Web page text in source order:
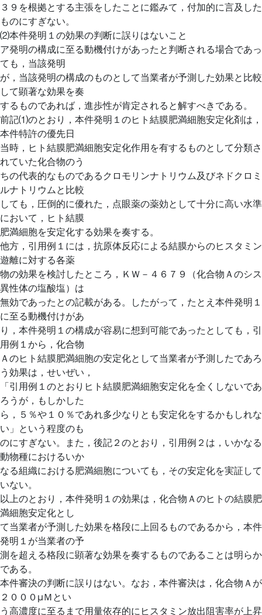
３９を根拠とする主張をしたことに鑑みて，付加的に言及した
ものにすぎない。
⑵本件発明１の効果の判断に誤りはないこと
ア発明の構成に至る動機付けがあったと判断される場合であっ
ても，当該発明
が，当該発明の構成のものとして当業者が予測した効果と比較
して顕著な効果を奏
するものであれば，進歩性が肯定されると解すべきである。
前記⑴のとおり，本件発明１のヒト結膜肥満細胞安定化剤は，
本件特許の優先日
当時，ヒト結膜肥満細胞安定化作用を有するものとして分類さ
れていた化合物のう
ちの代表的なものであるクロモリンナトリウム及びネドクロミ
ルナトリウムと比較
しても，圧倒的に優れた，点眼薬の薬効として十分に高い水準
において，ヒト結膜
肥満細胞を安定化する効果を奏する。
他方，引用例１には，抗原体反応による結膜からのヒスタミン
遊離に対する各薬
物の効果を検討したところ，ＫＷ－４６７９（化合物Ａのシス
異性体の塩酸塩）は
無効であったとの記載がある。したがって，たとえ本件発明１
に至る動機付けがあ
り，本件発明１の構成が容易に想到可能であったとしても，引
用例１から，化合物
Ａのヒト結膜肥満細胞の安定化として当業者が予測したであろ
う効果は，せいぜい，
「引用例１のとおりヒト結膜肥満細胞安定化を全くしないであ
ろうが，もしかした
ら，５％や１０％であれ多少なりとも安定化をするかもしれな
い」という程度のも
のにすぎない。また，後記２のとおり，引用例２は，いかなる
動物種におけるいか
なる組織における肥満細胞についても，その安定化を実証して
いない。
以上のとおり，本件発明１の効果は，化合物Ａのヒトの結膜肥
満細胞安定化とし
て当業者が予測した効果を格段に上回るものであるから，本件
発明１が当業者の予
測を超える格段に顕著な効果を奏するものであることは明らか
である。
本件審決の判断に誤りはない。なお，本件審決は，化合物Ａが
２０００μＭとい
う高濃度に至るまで用量依存的にヒスタミン放出阻害率が上昇